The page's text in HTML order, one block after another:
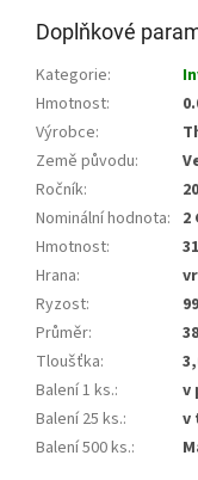
Doplňkové
Kategorie:
Hmotnost:
Výrobce:
Země původu:
Ročník:
Nominální hodnota: 2
Hmotnost:
Hrana:
Ryzost:
Průměr:
Tloušťka:
Balení 1 ks.:
v
Balení 25 ks.:
v
Balení 500 ks.: